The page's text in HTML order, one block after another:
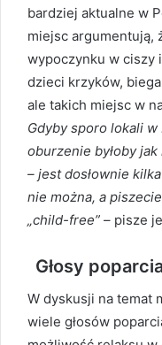
bardziej aktualne w
miejsc argumentują,
wypoczynku w ciszy
dzieci krzyków,
ale takich miejsc w
Gdyby sporo lokali w
oburzenie byłoby
– jest dosłownie
nie można, a
„child-free” – pisze
Głosy
W dyskusji na temat
wiele głosów